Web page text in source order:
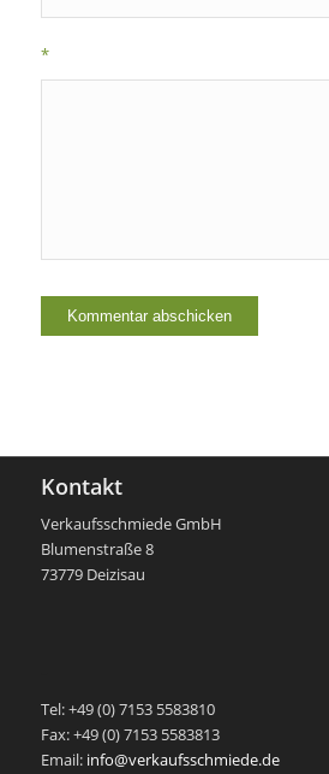
*
Kontakt
Verkaufsschmiede GmbH
Blumenstraße 8
73779 Deizisau
Tel: +49 (0) 7153 5583810
Fax: +49 (0) 7153 5583813
Email: info@verkaufsschmiede.de